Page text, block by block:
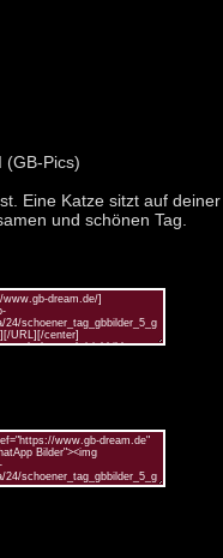
(GB-Pics)
Eine Katze sitzt auf deiner
und schönen Tag.